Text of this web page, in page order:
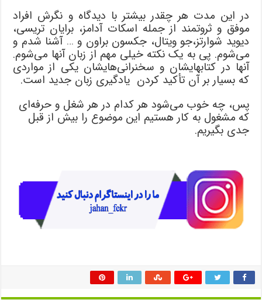
در این مدت هر چقدر بیشتر با دیدگاه و نگرش افراد
موفق و ثروتمند از جمله اسکات آدامز، برایان تریسی،
دیوید شوارتز،جو ویتال، جکسون براون و … آشنا شدم و
می‌شوم. پی به یک نکته خیلی مهم از زبان آنها می‌شوم.
آنها در کتابهایشان و سخنرانی‌هایشان یکی از مواردی
که بسیار بر آن تأکید کردن یادگیری زبان جدید است.
پس، چه خوب می‌شود هر کدام در هر شغل و حرفه‌ای
که مشغول به کار هستیم این موضوع را بیش از قبل
جدی بگیریم.